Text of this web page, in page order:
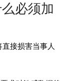
必须加
接损害当事人